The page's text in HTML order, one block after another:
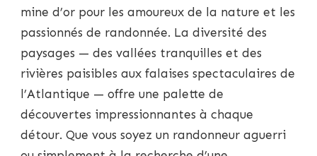
mine d’or pour les amoureux de la nature et les
passionnés de randonnée. La diversité des
paysages — des vallées tranquilles et des
rivières paisibles aux falaises spectaculaires de
l’Atlantique — offre une palette de
découvertes impressionnantes à chaque
détour. Que vous soyez un randonneur aguerri